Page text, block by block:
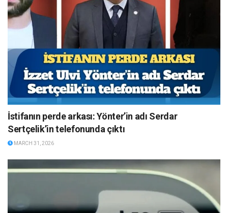
İstifanın perde arkası: Yönter’in adı Serdar
Sertçelik’in telefonunda çıktı
MARCH 31, 2026